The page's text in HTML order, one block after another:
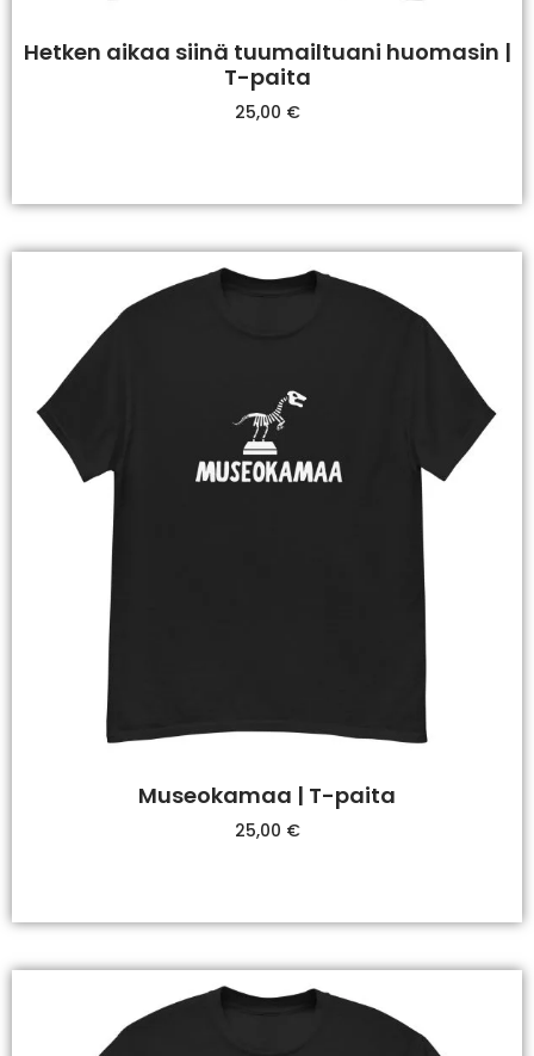
Hetken aikaa siinä tuumailtuani huomasin |
T-paita
25,00 €
Museokamaa | T-paita
25,00 €